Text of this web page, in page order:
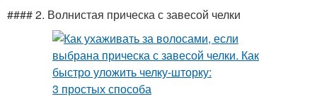
#### 2. Волнистая прическа с завесой челки